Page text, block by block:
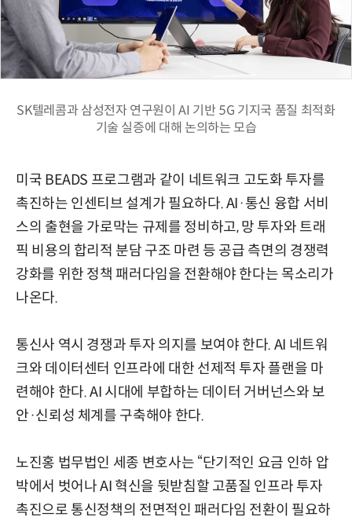
SK텔레콤과 삼성전자 연구원이 AI 기반 5G 기지국 품질 최적화
기술 실증에 대해 논의하는 모습
미국 BEADS 프로그램과 같이 네트워크 고도화 투자를
촉진하는 인센티브 설계가 필요하다. AI·통신 융합 서비
스의 출현을 가로막는 규제를 정비하고, 망 투자와 트래
픽 비용의 합리적 분담 구조 마련 등 공급 측면의 경쟁력
강화를 위한 정책 패러다임을 전환해야 한다는 목소리가
나온다.
통신사 역시 경쟁과 투자 의지를 보여야 한다. AI 네트워
크와 데이터센터 인프라에 대한 선제적 투자 플랜을 마
련해야 한다. AI 시대에 부합하는 데이터 거버넌스와 보
안·신뢰성 체계를 구축해야 한다.
노진홍 법무법인 세종 변호사는 “단기적인 요금 인하 압
박에서 벗어나 AI 혁신을 뒷받침할 고품질 인프라 투자
촉진으로 통신정책의 전면적인 패러다임 전환이 필요하